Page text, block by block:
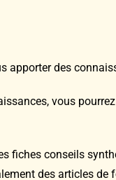
apporter des
vous
fiches conseils
des articles